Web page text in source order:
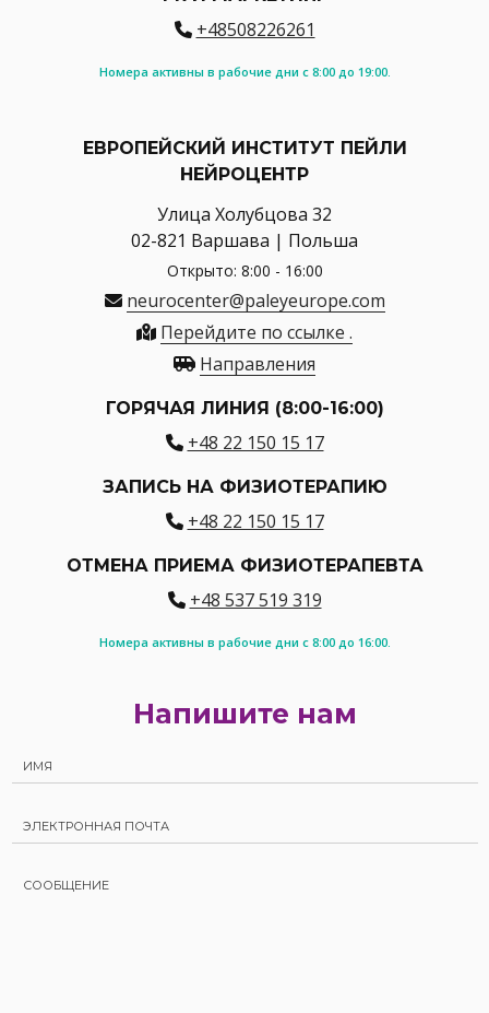
+48508226261
Номера активны в рабочие дни с 8:00 до 19:00.
ЕВРОПЕЙСКИЙ ИНСТИТУТ ПЕЙЛИ
НЕЙРОЦЕНТР
Улица Холубцова 32
02-821 Варшава | Польша
Открыто: 8:00 - 16:00
neurocenter@paleyeurope.com
Перейдите по ссылке .
Направления
ГОРЯЧАЯ ЛИНИЯ (8:00-16:00)
+48 22 150 15 17
ЗАПИСЬ НА ФИЗИОТЕРАПИЮ
+48 22 150 15 17
ОТМЕНА ПРИЕМА ФИЗИОТЕРАПЕВТА
+48 537 519 319
Номера активны в рабочие дни с 8:00 до 16:00.
Напишите нам